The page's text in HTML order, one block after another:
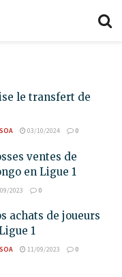
le transfert de
03/10/2024 0
ventes de
en Ligue 1
2023 0
achats de joueurs
1
11/09/2023 0